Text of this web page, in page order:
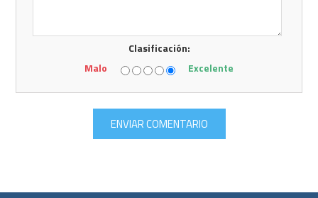
Clasificación:
Malo
Excelente